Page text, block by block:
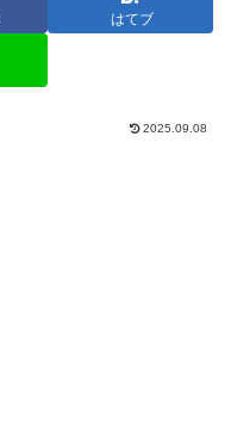
はてブ
2025.09.08